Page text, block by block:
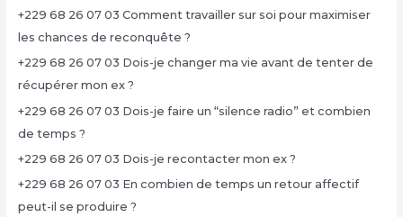
+229 68 26 07 03 Comment travailler sur soi pour maximiser
les chances de reconquête ?
+229 68 26 07 03 Dois-je changer ma vie avant de tenter de
récupérer mon ex ?
+229 68 26 07 03 Dois-je faire un “silence radio” et combien
de temps ?
+229 68 26 07 03 Dois-je recontacter mon ex ?
+229 68 26 07 03 En combien de temps un retour affectif
peut-il se produire ?